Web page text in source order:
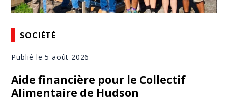
SOCIÉTÉ
Publié le 5 août 2026
Aide financière pour le Collectif
Alimentaire de Hudson